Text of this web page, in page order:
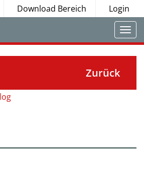
Download Bereich Login
Zurück